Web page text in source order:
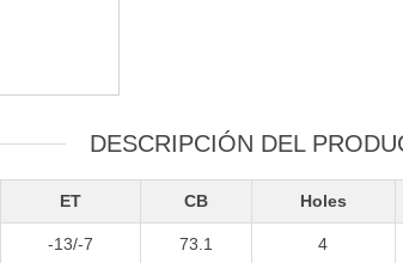
DESCRIPCIÓN DEL
ET CB Holes
-13/-7 73.1 4